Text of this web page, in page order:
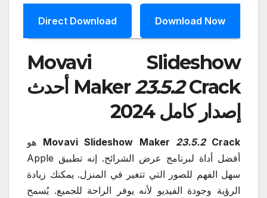
Download Now
Direct Download
Movavi Slideshow
Maker23.5.2
Crack أحدث
إصدار كامل 2024
Movavi Slideshow Maker 23.5.2 Crack
هو
أفضل أداة لبرنامج عرض الشرائح. إنه تطبيق Apple
سهل الفهم للصور التي تتغير في المنزل. يمكنك زيادة
الرؤية وجودة الفيديو لأنه يوفر الراحة للجميع. يُسمح